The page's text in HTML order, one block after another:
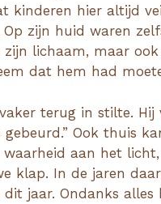
kinderen hier altijd
zijn huid waren
lichaam, maar
dat hem had
terug in stilte.
gebeurd.” Ook
aan het
klap. In de jaren
jaar. Ondanks